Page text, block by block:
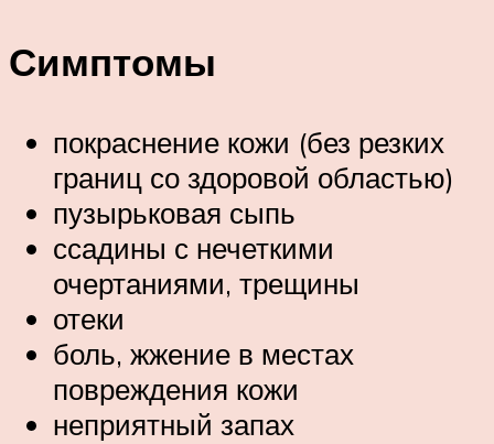
Симптомы
покраснение кожи (без резких
границ со здоровой областью)
пузырьковая сыпь
ссадины с нечеткими
очертаниями, трещины
отеки
боль, жжение в местах
повреждения кожи
неприятный запах